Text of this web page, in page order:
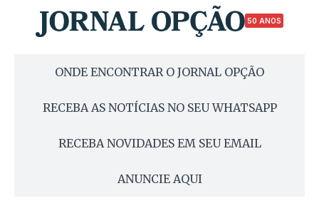
50 ANOS
ONDE ENCONTRAR O JORNAL OPÇÃO
RECEBA AS NOTÍCIAS NO SEU WHATSAPP
RECEBA NOVIDADES EM SEU EMAIL
ANUNCIE AQUI